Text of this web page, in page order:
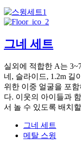
그네 세트
실외에 적합한 A는
네, 슬라이드, 1.2m 길
위한 이중 얼굴을 포
다. 이웃의 아이들과
서 놀 수 있도록 배치
그네 세트
메탈 스윙